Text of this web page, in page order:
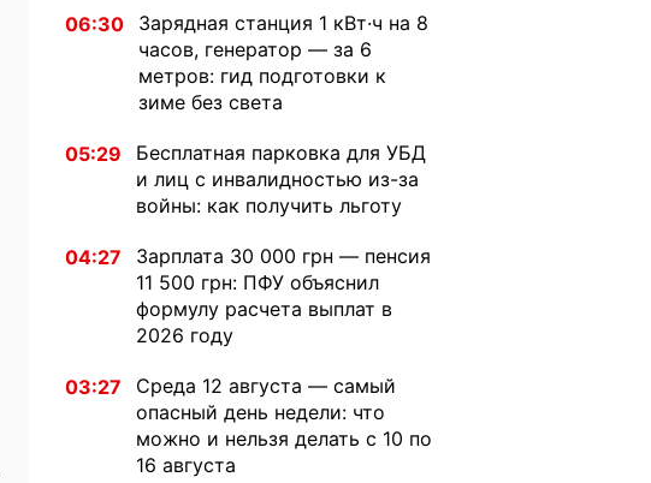
06:30
Зарядная станция 1 кВт·ч на 8
часов, генератор — за 6
метров: гид подготовки к
зиме без света
05:29
Бесплатная парковка для УБД
и лиц с инвалидностью из-за
войны: как получить льготу
04:27
Зарплата 30 000 грн — пенсия
11 500 грн: ПФУ объяснил
формулу расчета выплат в
2026 году
03:27
Среда 12 августа — самый
опасный день недели: что
можно и нельзя делать с 10 по
16 августа